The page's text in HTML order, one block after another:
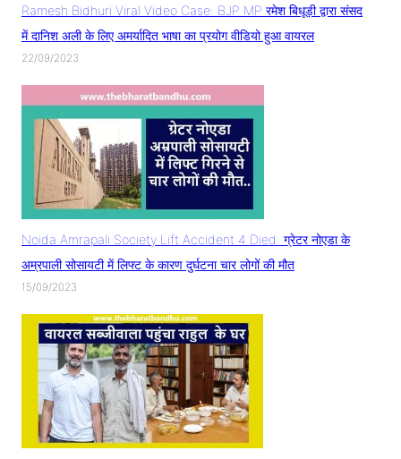
Ramesh Bidhuri Viral Video Case: BJP MP रमेश बिधूड़ी द्वारा संसद
में दानिश अली के लिए अमर्यादित भाषा का प्रयोग वीडियो हुआ वायरल
22/09/2023
Noida Amrapali Society Lift Accident 4 Died: ग्रेटर नोएडा के
अम्रपाली सोसायटी में लिफ्ट के कारण दुर्घटना चार लोगों की मौत
15/09/2023